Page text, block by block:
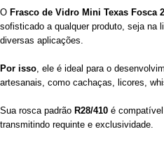
O Frasco de Vidro Mini Texas Fosca
sofisticado a qualquer produto, seja na
diversas aplicações.
Por isso, ele é ideal para o
artesanais, como cachaças, licores,
Sua rosca padrão R28/410 é
transmitindo requinte e exclusividade.